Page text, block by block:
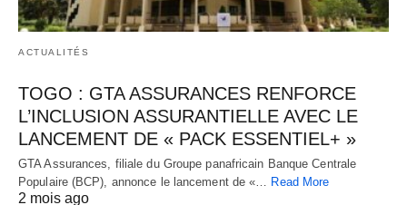
ACTUALITÉS
TOGO : GTA ASSURANCES RENFORCE
L’INCLUSION ASSURANTIELLE AVEC LE
LANCEMENT DE « PACK ESSENTIEL+ »
GTA Assurances, filiale du Groupe panafricain Banque Centrale
Populaire (BCP), annonce le lancement de «… Read More
2 mois ago